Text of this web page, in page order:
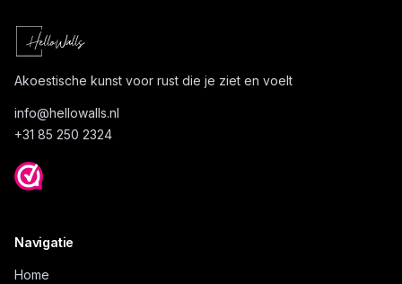
Akoestische kunst voor rust die je ziet en voelt
info@hellowalls.nl
+31 85 250 2324
Navigatie
Home